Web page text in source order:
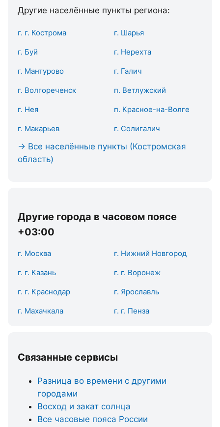
Другие населённые пункты региона:
г. г. Кострома г. Шарья
г. Буй г. Нерехта
г. Мантурово г. Галич
г. Волгореченск п. Ветлужский
г. Нея п. Красное-на-Волге
г. Макарьев г. Солигалич
→ Все населённые пункты (Костромская
область)
Другие города в часовом поясе
+03:00
г. Москва г. Нижний Новгород
г. г. Казань г. г. Воронеж
г. г. Краснодар г. Ярославль
г. Махачкала г. г. Пенза
Связанные сервисы
Разница во времени с другими
городами
Восход и закат солнца
Все часовые пояса России